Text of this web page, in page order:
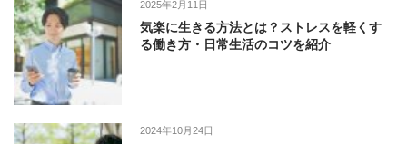
2025年2月11日
気楽に生きる方法とは？ストレスを軽くす
る働き方・日常生活のコツを紹介
2024年10月24日